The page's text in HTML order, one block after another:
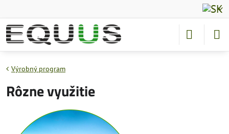
Výrobný program
Rôzne využitie